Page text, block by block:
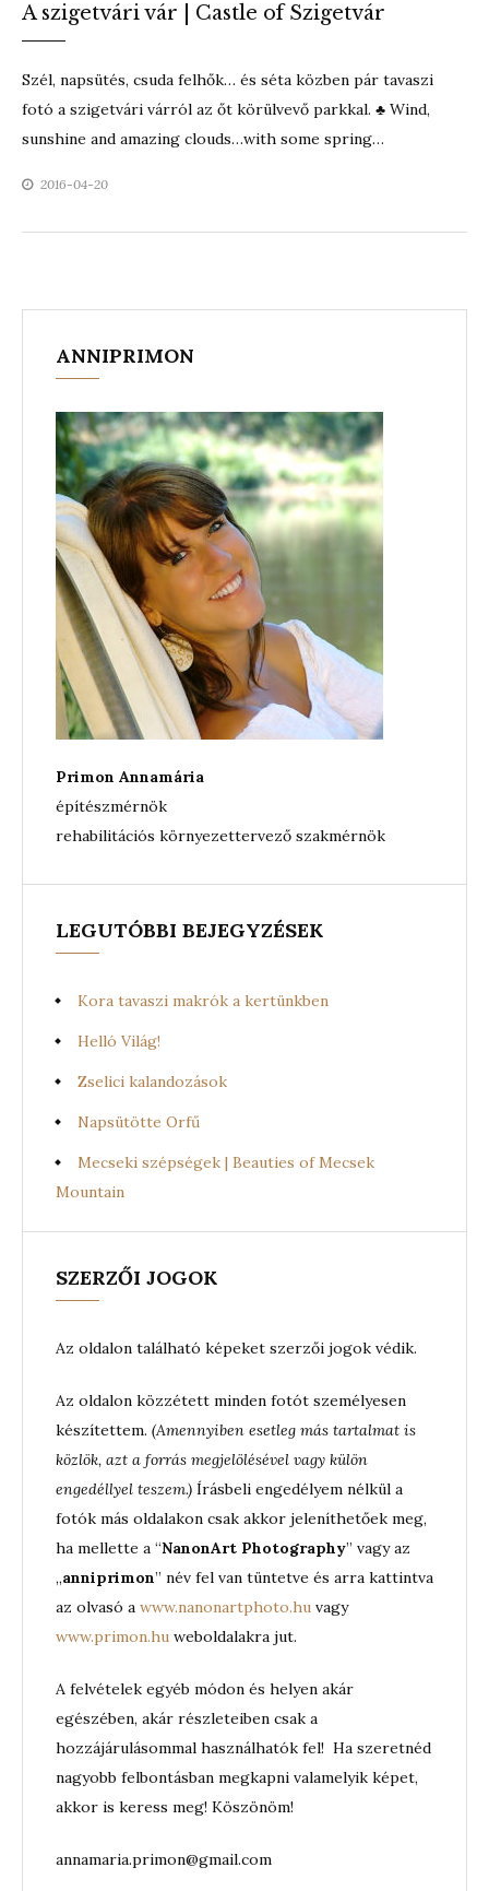
A szigetvári vár | Castle of Szigetvár
Szél, napsütés, csuda felhők… és séta közben pár tavaszi
fotó a szigetvári várról az őt körülvevő parkkal. ♣ Wind,
sunshine and amazing clouds…with some spring…
2016-04-20
ANNIPRIMON
Primon Annamária
építészmérnök
rehabilitációs környezettervező szakmérnök
LEGUTÓBBI BEJEGYZÉSEK
Kora tavaszi makrók a kertünkben
Helló Világ!
Zselici kalandozások
Napsütötte Orfű
Mecseki szépségek | Beauties of Mecsek
Mountain
SZERZŐI JOGOK
Az oldalon található képeket szerzői jogok védik.
Az oldalon közzétett minden fotót személyesen
készítettem. (Amennyiben esetleg más tartalmat is
közlök, azt a forrás megjelölésével vagy külön
engedéllyel teszem.) Írásbeli engedélyem nélkül a
fotók más oldalakon csak akkor jeleníthetőek meg,
ha mellette a “NanonArt Photography” vagy az
„anniprimon” név fel van tüntetve és arra kattintva
az olvasó a www.nanonartphoto.hu vagy
www.primon.hu weboldalakra jut.
A felvételek egyéb módon és helyen akár
egészében, akár részleteiben csak a
hozzájárulásommal használhatók fel! Ha szeretnéd
nagyobb felbontásban megkapni valamelyik képet,
akkor is keress meg! Köszönöm!
annamaria.primon@gmail.com